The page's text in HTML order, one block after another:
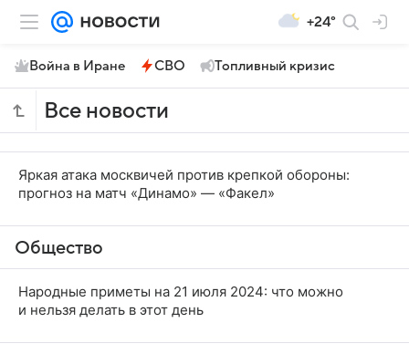
+24°
Война в Иране СВО Топливный кризис
Все новости
Яркая атака москвичей против крепкой обороны:
прогноз на матч «Динамо» — «Факел»
Общество
Народные приметы на 21 июля 2024: что можно
и нельзя делать в этот день